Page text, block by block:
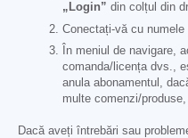
„Login” din colțul din
Conectați-vă cu numele
În meniul de navigare,
comanda/licența dvs.,
anula abonamentul,
multe comenzi/
Dacă aveți întrebări sau